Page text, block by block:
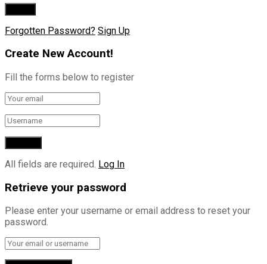
Forgotten Password? Sign Up
Create New Account!
Fill the forms below to register
All fields are required. Log In
Retrieve your password
Please enter your username or email address to reset your
password.